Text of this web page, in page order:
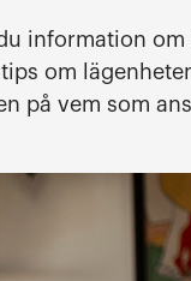
information om
om
på vem som